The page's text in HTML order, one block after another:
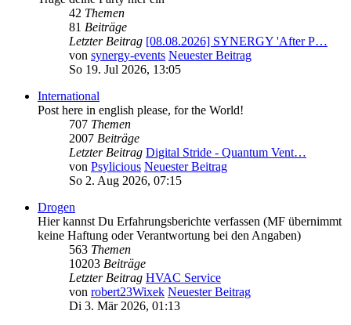
42 Themen
81 Beiträge
Letzter Beitrag [08.08.2026] SYNERGY 'After P…
von synergy-events Neuester Beitrag
So 19. Jul 2026, 13:05
International
Post here in english please, for the World!
707 Themen
2007 Beiträge
Letzter Beitrag Digital Stride - Quantum Vent…
von Psylicious Neuester Beitrag
So 2. Aug 2026, 07:15
Drogen
Hier kannst Du Erfahrungsberichte verfassen (MF übernimmt
keine Haftung oder Verantwortung bei den Angaben)
563 Themen
10203 Beiträge
Letzter Beitrag HVAC Service
von robert23Wixek Neuester Beitrag
Di 3. Mär 2026, 01:13